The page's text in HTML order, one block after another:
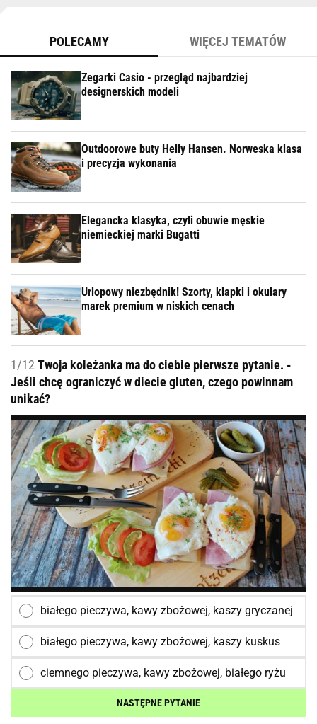
POLECAMY WIĘCEJ TEMATÓW
Zegarki Casio - przegląd najbardziej
designerskich modeli
Outdoorowe buty Helly Hansen. Norweska klasa
i precyzja wykonania
Elegancka klasyka, czyli obuwie męskie
niemieckiej marki Bugatti
Urlopowy niezbędnik! Szorty, klapki i okulary
marek premium w niskich cenach
1/12Twoja koleżanka ma do ciebie pierwsze pytanie. -
Jeśli chcę ograniczyć w diecie gluten, czego powinnam
unikać?
białego pieczywa, kawy zbożowej, kaszy gryczanej
białego pieczywa, kawy zbożowej, kaszy kuskus
ciemnego pieczywa, kawy zbożowej, białego ryżu
NASTĘPNE PYTANIE